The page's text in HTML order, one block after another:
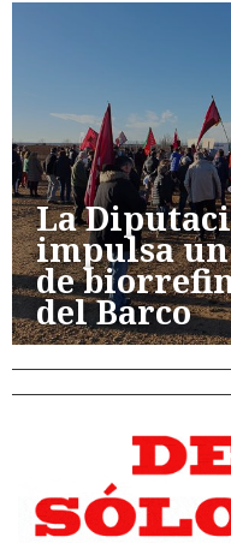
La
impulsa
de
del Barco